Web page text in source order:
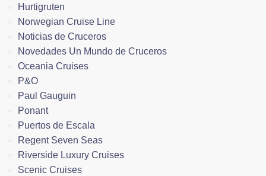
Hurtigruten
Norwegian Cruise Line
Noticias de Cruceros
Novedades Un Mundo de Cruceros
Oceania Cruises
P&O
Paul Gauguin
Ponant
Puertos de Escala
Regent Seven Seas
Riverside Luxury Cruises
Scenic Cruises